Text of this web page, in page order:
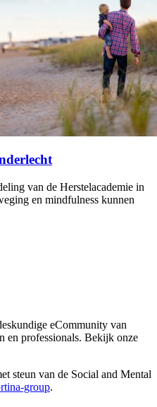
van de Herstelacademie in
en mindfulness kunnen
eCommunity van
en professionals. Bekijk onze
steun van de Social and Mental
group.